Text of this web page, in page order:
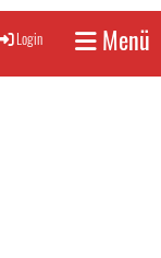
Login Menü